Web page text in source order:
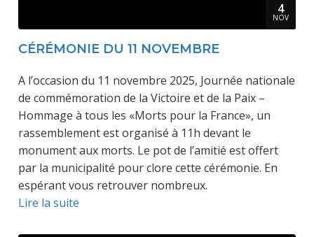
4
NOV
CÉRÉMONIE DU 11 NOVEMBRE
A l’occasion du 11 novembre 2025, Journée nationale
de commémoration de la Victoire et de la Paix –
Hommage à tous les «Morts pour la France», un
rassemblement est organisé à 11h devant le
monument aux morts. Le pot de l’amitié est offert
par la municipalité pour clore cette cérémonie. En
espérant vous retrouver nombreux.
Lire la suite